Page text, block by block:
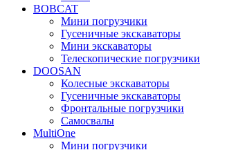
BOBCAT
Мини погрузчики
Гусеничные экскаваторы
Мини экскаваторы
Телескопические погрузчики
DOOSAN
Колесные экскаваторы
Гусеничные экскаваторы
Фронтальные погрузчики
Самосвалы
MultiOne
Мини погрузчики